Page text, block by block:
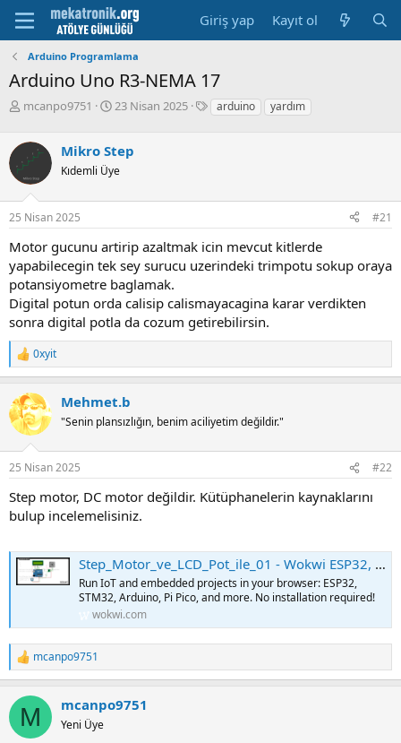
Giriş yap Kayıt ol
Arduino Programlama
Arduino Uno R3-NEMA 17
K
u
y
u
b
a
ş
l
a
t
a
n
mcanpo9751
B
l
a
a
a
r
i
h
i
23 Nisan 2025
E
l
r
arduino yardım
Mikro Step
Kıdemli Üye
25 Nisan 2025 #21
Motor gucunu artirip azaltmak icin mevcut kitlerde
yapabilecegin tek sey surucu uzerindeki trimpotu sokup oraya
potansiyometre baglamak.
Digital potun orda calisip calismayacagina karar verdikten
sonra digital potla da cozum getirebilirsin.
R
e
c
t
i
s
0xyit
Mehmet.b
"Senin plansızlığın, benim aciliyetim değildir."
25 Nisan 2025 #22
Step motor, DC motor değildir. Kütüphanelerin kaynaklarını
bulup incelemelisiniz.
Step_Motor_ve_LCD_Pot_ile_01 - Wokwi ESP32, STM32, Arduino Simulator
Run IoT and embedded projects in your browser: ESP32,
STM32, Arduino, Pi Pico, and more. No installation required!
wokwi.com
R
e
c
i
mcanpo9751
M mcanpo9751
Yeni Üye